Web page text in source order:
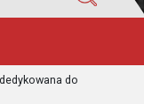
do